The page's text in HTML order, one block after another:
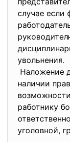
случае если
увольнения.
Наложение
наличии
работнику
уголовной,